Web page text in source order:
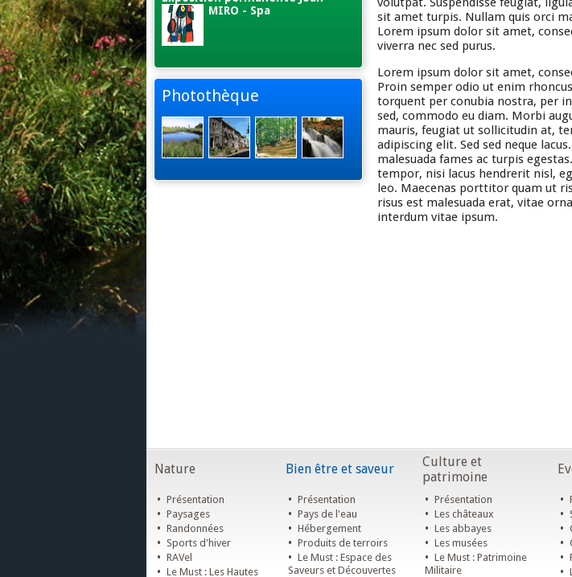
MIRO - Spa
Photothèque
sit amet turpis. Nullam quis orci
Lorem ipsum dolor sit amet,
viverra nec sed purus.
Lorem ipsum dolor sit amet,
Proin semper odio ut enim
torquent per conubia nostra, per
sed, commodo eu diam. Morbi
mauris, feugiat ut sollicitudin at,
adipiscing elit. Sed sed neque
malesuada fames ac turpis
tempor, nisi lacus hendrerit nisl,
leo. Maecenas porttitor quam ut
risus est malesuada erat, vitae
interdum vitae ipsum.
Nature Bien être et saveur
Culture et
patrimoine
• Présentation
• Paysages
• Randonnées
• Sports d'hiver
• RAVel
• Le Must : Les Hautes
• Présentation
• Pays de l'eau
• Hébergement
• Produits de terroirs
• Le Must : Espace des
Saveurs et Découvertes
• Présentation
• Les châteaux
• Les abbayes
• Les musées
• Le Must : Patrimoine
Militaire
•
•
•
•
•
•